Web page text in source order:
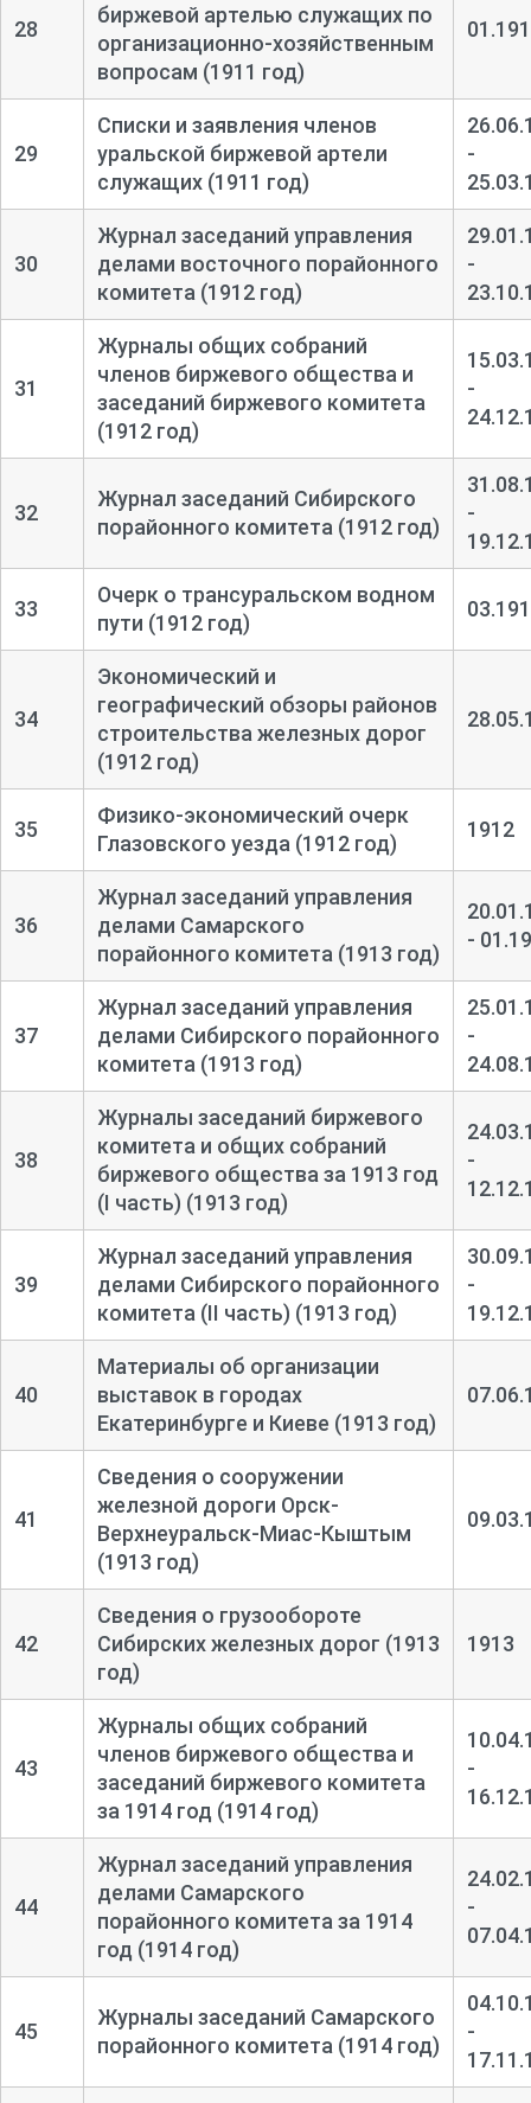
28
биржевой артелью служащих по
организационно-хозяйственным
вопросам (1911 год)
29
Списки и заявления членов
уральской биржевой артели
служащих (1911 год)
-
30
Журнал заседаний управления
делами восточного порайонного
комитета (1912 год)
-
31
Журналы общих собраний
членов биржевого общества и
заседаний биржевого комитета
(1912 год)
-
32
Журнал заседаний Сибирского
порайонного комитета (1912 год)
-
33
Очерк о трансуральском водном
пути (1912 год)
34
Экономический и
географический обзоры районов
строительства железных дорог
(1912 год)
35
Физико-экономический очерк
Глазовского уезда (1912 год)
1912
36
Журнал заседаний управления
делами Самарского
порайонного комитета (1913 год)
-
37
Журнал заседаний управления
делами Сибирского порайонного
комитета (1913 год)
-
38
Журналы заседаний биржевого
комитета и общих собраний
биржевого общества за 1913 год
(I часть) (1913 год)
-
39
Журнал заседаний управления
делами Сибирского порайонного
комитета (II часть) (1913 год)
-
40
Материалы об организации
выставок в городах
Екатеринбурге и Киеве (1913 год)
41
Сведения о сооружении
железной дороги Орск-
Верхнеуральск-Миас-Кыштым
(1913 год)
42
Сведения о грузообороте
Сибирских железных дорог (1913
год)
1913
43
Журналы общих собраний
членов биржевого общества и
заседаний биржевого комитета
за 1914 год (1914 год)
-
44
Журнал заседаний управления
делами Самарского
порайонного комитета за 1914
год (1914 год)
-
45
Журналы заседаний Самарского
порайонного комитета (1914 год)
-